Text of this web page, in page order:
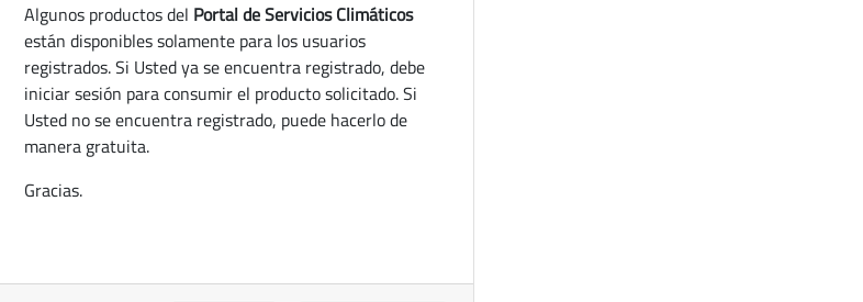
Algunos productos del Portal de Servicios Climáticos
están disponibles solamente para los usuarios
registrados. Si Usted ya se encuentra registrado, debe
iniciar sesión para consumir el producto solicitado. Si
Usted no se encuentra registrado, puede hacerlo de
manera gratuita.
Gracias.